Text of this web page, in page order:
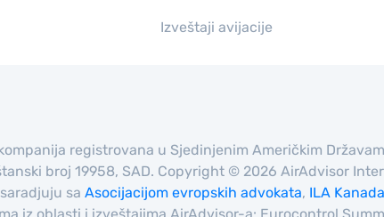
Izveštaji avijacije
registrovana u Sjedinjenim Američkim
broj 19958, SAD. Copyright © 2026 AirAdvisor
sa Asocijacijom evropskih advokata, ILA Kanada
iz oblasti i izveštajima AirAdvisor-a: Eurocontrol